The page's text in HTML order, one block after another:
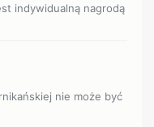
indywidualną nagrodą
nie może być